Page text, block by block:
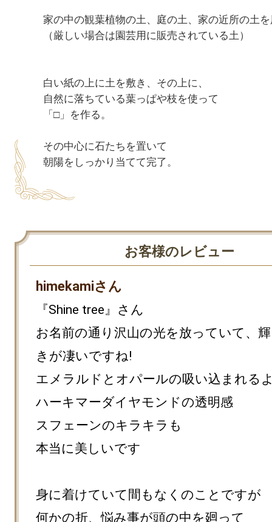
家の中の観葉植物の土、庭の土、家の近所の土
（厳しい場合は園芸用に販売されている土）
白い紙の上に土を敷き、その上に、
自然に落ちている葉っぱや枝を使って
「□」を作る。
その中心に石たちを置いて
お客様のレビュー
himekamiさん
『Shine tree』さん
お名前の通り沢山の光を放っていて、輝
きが凄いですね!
エメラルドとオパールの吸い込まれる
ハーキマーダイヤモンドの透明感
スフェーンのキラキラも
本当に美しいです
身に着けていて間もなくのことですが
何かの折、悩み事が頭の中を廻って